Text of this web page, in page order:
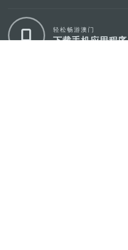
轻松畅游澳门
下载手机应用程序